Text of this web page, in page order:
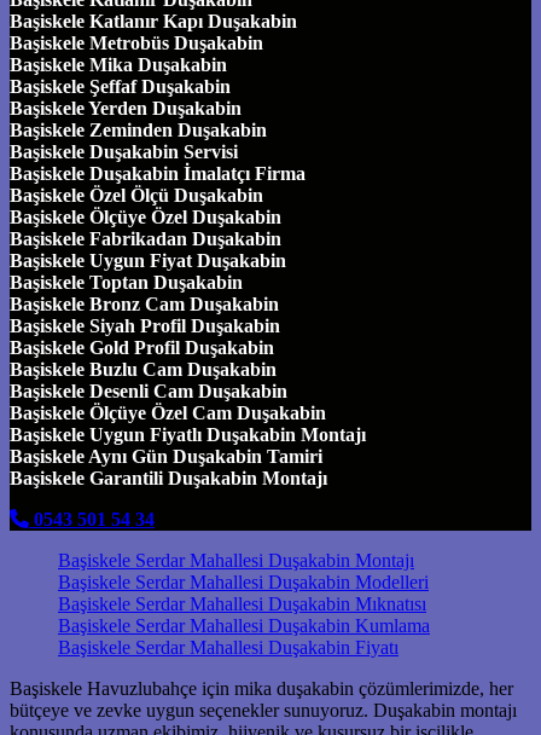
Başiskele Katlanır Kapı Duşakabin
Başiskele Metrobüs Duşakabin
Başiskele Mika Duşakabin
Başiskele Şeffaf Duşakabin
Başiskele Yerden Duşakabin
Başiskele Zeminden Duşakabin
Başiskele Duşakabin Servisi
Başiskele Duşakabin İmalatçı Firma
Başiskele Özel Ölçü Duşakabin
Başiskele Ölçüye Özel Duşakabin
Başiskele Fabrikadan Duşakabin
Başiskele Uygun Fiyat Duşakabin
Başiskele Toptan Duşakabin
Başiskele Bronz Cam Duşakabin
Başiskele Siyah Profil Duşakabin
Başiskele Gold Profil Duşakabin
Başiskele Buzlu Cam Duşakabin
Başiskele Desenli Cam Duşakabin
Başiskele Ölçüye Özel Cam Duşakabin
Başiskele Uygun Fiyatlı Duşakabin Montajı
Başiskele Aynı Gün Duşakabin Tamiri
Başiskele Garantili Duşakabin Montajı
0543 501 54 34
Başiskele Serdar Mahallesi Duşakabin Montajı
Başiskele Serdar Mahallesi Duşakabin Modelleri
Başiskele Serdar Mahallesi Duşakabin Mıknatısı
Başiskele Serdar Mahallesi Duşakabin Kumlama
Başiskele Serdar Mahallesi Duşakabin Fiyatı
Başiskele Havuzlubahçe için mika duşakabin çözümlerimizde, her
bütçeye ve zevke uygun seçenekler sunuyoruz. Duşakabin montajı